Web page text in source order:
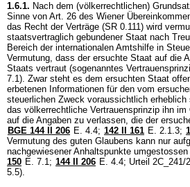
1.6.1. Nach dem (völkerrechtlichen)
Sinne von Art. 26 des Wiener
das Recht der Verträge (SR 0.111) wird
staatsvertraglich gebundener Staat nach
Bereich der internationalen Amtshilfe in
Vermutung, dass der ersuchte Staat auf die
Staats vertraut (sogenanntes
7.1). Zwar steht es dem ersuchten Staat
erbetenen Informationen für den vom
steuerlichen Zweck voraussichtlich
das völkerrechtliche Vertrauensprinzip ihn
auf die Angaben zu verlassen, die der
BGE 144 II 206 E. 4.4; 142 II 161 E. 2.1.3;
Vermutung des guten Glaubens kann nur
nachgewiesener Anhaltspunkte umgestossen
150 E. 7.1; 144 II 206 E. 4.4; Urteil 2C_241/
5.5).